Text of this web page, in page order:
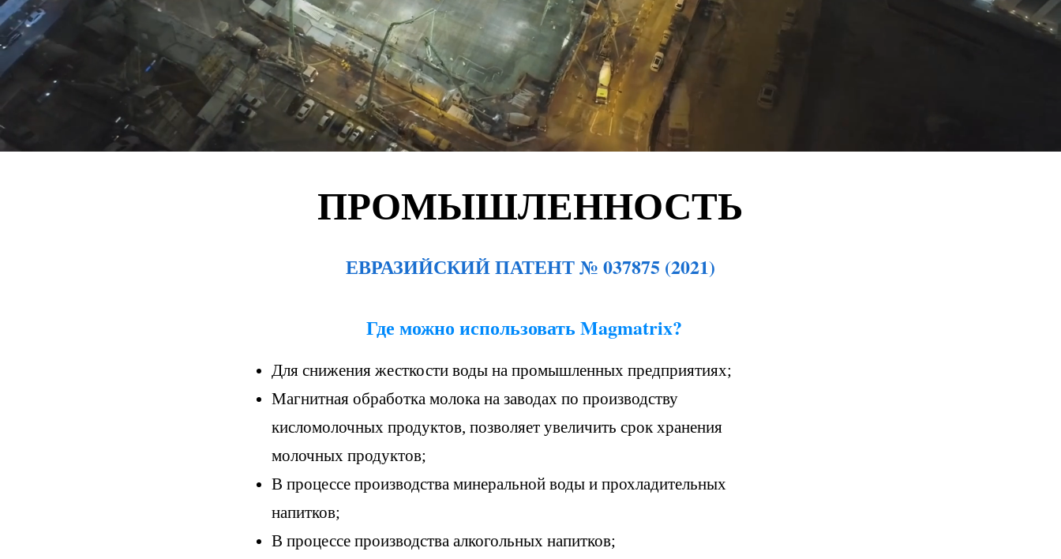
ПРОМЫШЛЕННОСТЬ
ЕВРАЗИЙСКИЙ ПАТЕНТ № 037875 (2021)
Где можно использовать Magmatrix?
Для снижения жесткости воды на промышленных предприятиях;
Магнитная обработка молока на заводах по производству
кисломолочных продуктов, позволяет увеличить срок хранения
молочных продуктов;
В процессе производства минеральной воды и прохладительных
напитков;
В процессе производства алкогольных напитков;